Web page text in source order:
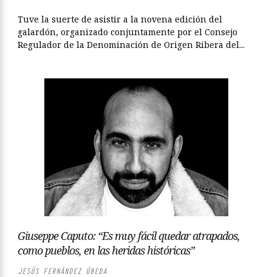
Tuve la suerte de asistir a la novena edición del
galardón, organizado conjuntamente por el Consejo
Regulador de la Denominación de Origen Ribera del...
Giuseppe Caputo: “Es muy fácil quedar atrapados,
como pueblos, en las heridas históricas”
JESÚS FERNÁNDEZ ÚBEDA